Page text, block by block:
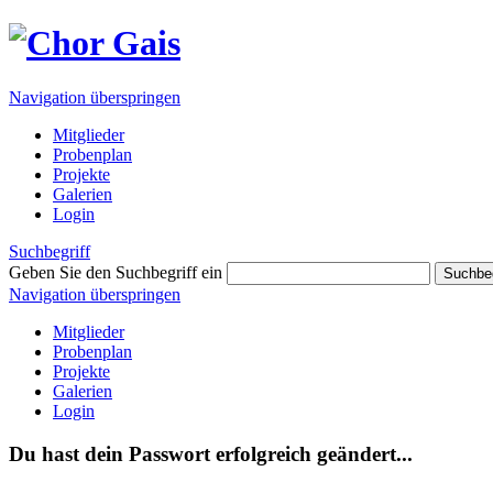
Navigation überspringen
Mitglieder
Probenplan
Projekte
Galerien
Login
Suchbegriff
Geben Sie den Suchbegriff ein
Navigation überspringen
Mitglieder
Probenplan
Projekte
Galerien
Login
Du hast dein Passwort erfolgreich geändert...